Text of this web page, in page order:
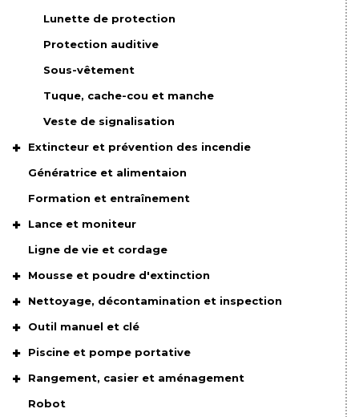
Lunette de protection
Protection auditive
Sous-vêtement
Tuque, cache-cou et manche
Veste de signalisation
Extincteur et prévention des incendie
Génératrice et alimentaion
Formation et entraînement
Lance et moniteur
Ligne de vie et cordage
Mousse et poudre d'extinction
Nettoyage, décontamination et inspection
Outil manuel et clé
Piscine et pompe portative
Rangement, casier et aménagement
Robot